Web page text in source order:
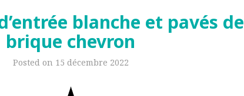
blanche et pavés de
brique chevron
Posted on 15 décembre 2022